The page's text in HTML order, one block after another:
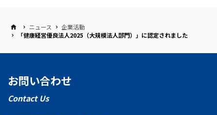
ニュース
企業活動
「健康経営優良法人2025（大規模法人部門）」に認定されました
お問い合わせ
Contact Us